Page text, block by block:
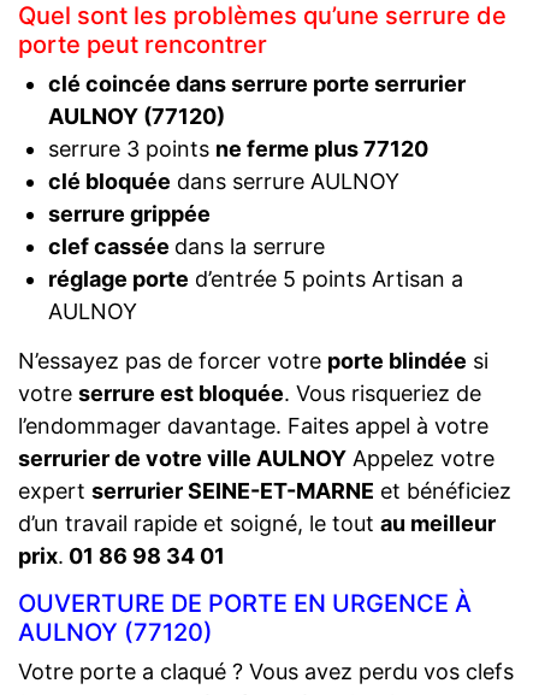
Quel sont les problèmes qu’une serrure de
porte peut rencontrer
clé coincée dans serrure porte serrurier
AULNOY (77120)
serrure 3 points ne ferme plus 77120
clé bloquée dans serrure AULNOY
serrure grippée
clef cassée dans la serrure
réglage porte d’entrée 5 points Artisan a
AULNOY
N’essayez pas de forcer votre porte blindée si
votre serrure est bloquée. Vous risqueriez de
l’endommager davantage. Faites appel à votre
serrurier de votre ville AULNOY Appelez votre
expert serrurier SEINE-ET-MARNE et bénéficiez
d’un travail rapide et soigné, le tout au meilleur
prix. 01 86 98 34 01
OUVERTURE DE PORTE EN URGENCE À
AULNOY (77120)
Votre porte a claqué ? Vous avez perdu vos clefs